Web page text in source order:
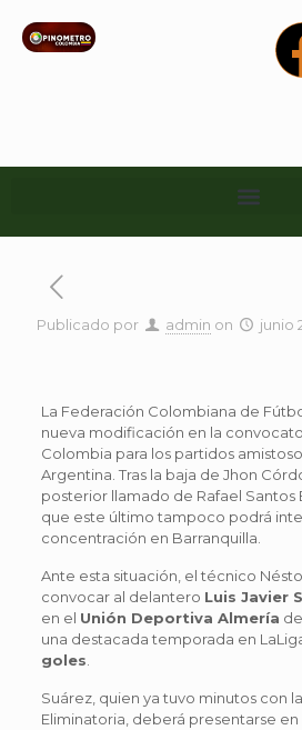
Publicado por admin on junio
La Federación Colombiana de
nueva modificación en la
Colombia para los partidos
Argentina. Tras la baja de Jhon
posterior llamado de Rafael Santos
que este último tampoco podrá
concentración en Barranquilla.
Ante esta situación, el técnico
convocar al delantero Luis Javier
en el Unión Deportiva Almería
una destacada temporada en
goles
Suárez, quien ya tuvo minutos con
Eliminatoria, deberá presentarse en